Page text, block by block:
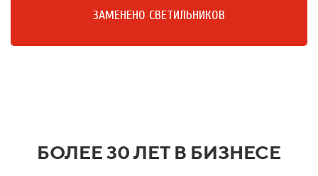
ЗАМЕНЕНО СВЕТИЛЬНИКОВ
БОЛЕЕ 30 ЛЕТ В БИЗНЕСЕ